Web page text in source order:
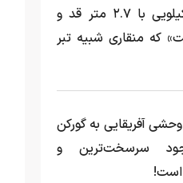
هراس‌مرغ؛ پرنده ۱۰۰ کیلویی با ۲.۷ متر قد و
که منقاری شبیه تبر
آفریقایی به گورکن
سرسخت‌ترین و
است!